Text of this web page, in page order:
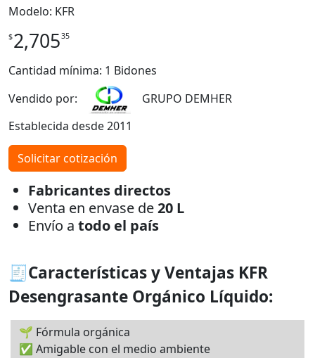
Modelo: KFR
$2,70535
Cantidad mínima: 1 Bidones
Vendido por:
GRUPO DEMHER
Establecida desde 2011
Solicitar cotización
Fabricantes directos
Venta en envase de20 L
Envío a todo el país
🧾Características y Ventajas KFR
Desengrasante Orgánico Líquido:
🌱 Fórmula orgánica
✅ Amigable con el medio ambiente